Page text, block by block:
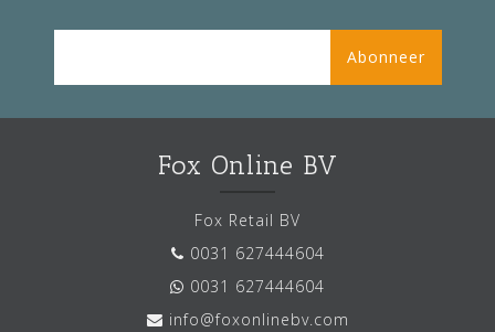
Abonneer
Fox Online BV
Fox Retail BV
0031 627444604
0031 627444604
info@foxonlinebv.com